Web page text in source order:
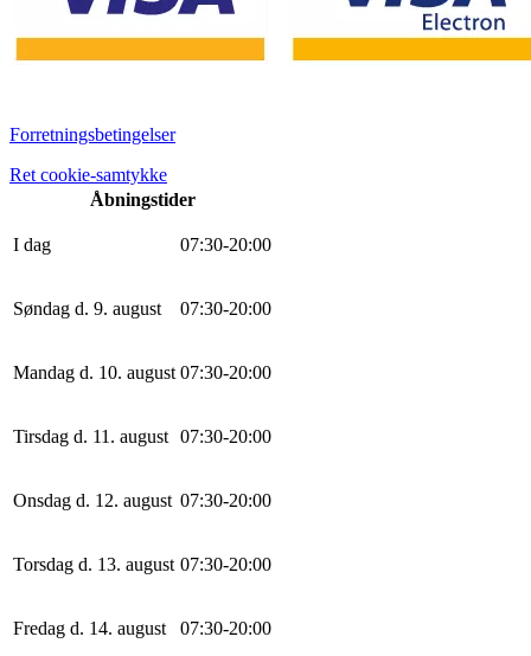
Forretningsbetingelser
Ret cookie-samtykke
Åbningstider
I dag 07:30-20:00
Søndag d. 9. august 07:30-20:00
Mandag d. 10. august 07:30-20:00
Tirsdag d. 11. august 07:30-20:00
Onsdag d. 12. august 07:30-20:00
Torsdag d. 13. august 07:30-20:00
Fredag d. 14. august 07:30-20:00